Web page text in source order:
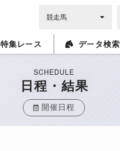
特集レース データ検索
SCHEDULE
日程・結果
開催日程